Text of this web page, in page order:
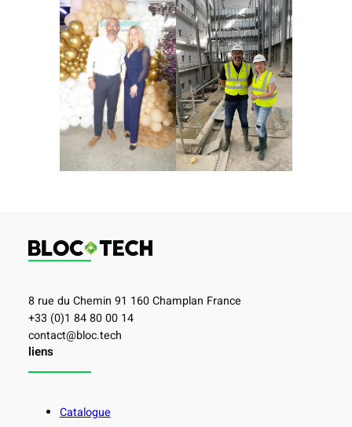
8 rue du Chemin 91 160 Champlan France
+33 (0)1 84 80 00 14
contact@bloc.tech
liens
Catalogue